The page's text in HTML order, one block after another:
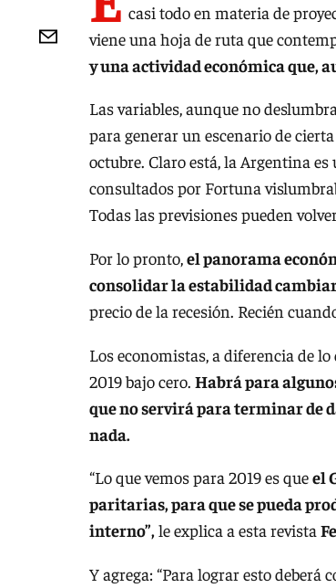
casi todo en materia de
viene una hoja de ruta que
y una actividad económica que,
Las variables, aunque no
para generar un escenario de
octubre. Claro está, la Argentina
consultados por Fortuna
Todas las previsiones pueden
Por lo pronto,el panorama
consolidar la estabilidad
precio de la recesión. Recién
Los economistas, a diferencia de
2019 bajo cero. Habrá para
que no servirá para terminar de
nada.
“Lo que vemos para 2019 es queel
paritarias, para que se pueda
interno”,le explica a esta revista
Y agrega: “Para lograr esto